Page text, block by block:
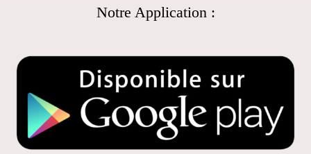
Notre Application :